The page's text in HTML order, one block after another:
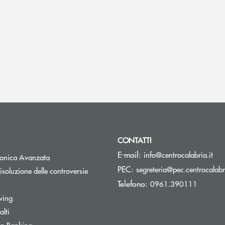
Avanzata
delle controversie
CONTATTI
E-mail: info@centrocalabria.it(si
PEC:
Telefono: 0961.390111